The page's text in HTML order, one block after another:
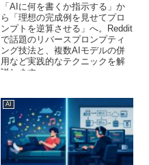
「AIに何を書くか指示する」か
ら「理想の完成例を見せてプロ
ンプトを逆算させる」へ。Reddit
で話題のリバースプロンプティ
ング技法と、複数AIモデルの併
用など実践的なテクニックを解
説します。
AI